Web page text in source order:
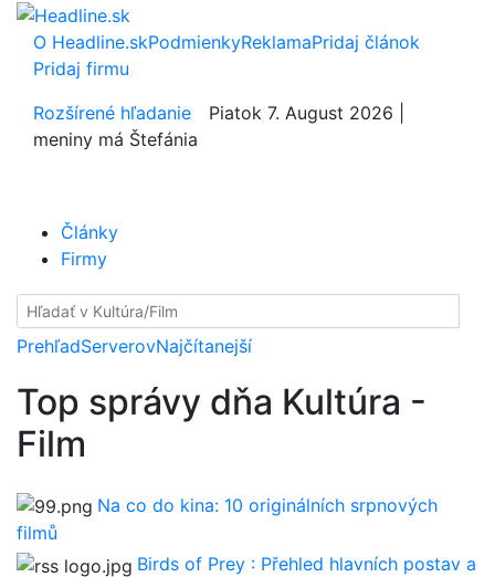
O Headline.skPodmienkyReklamaPridaj článok
Pridaj firmu
Rozšírené hľadanie
Piatok 7. August 2026 |
meniny má Štefánia
Články
Firmy
PrehľadServerovNajčítanejší
Hladať
Top správy dňa Kultúra -
Film
Na co do kina: 10 originálních srpnových
filmů
Birds of Prey : Přehled hlavních postav a